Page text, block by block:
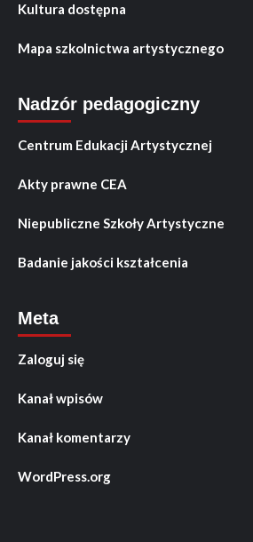
Kultura dostępna
Mapa szkolnictwa artystycznego
Nadzór pedagogiczny
Centrum Edukacji Artystycznej
Akty prawne CEA
Niepubliczne Szkoły Artystyczne
Badanie jakości kształcenia
Meta
Zaloguj się
Kanał wpisów
Kanał komentarzy
WordPress.org